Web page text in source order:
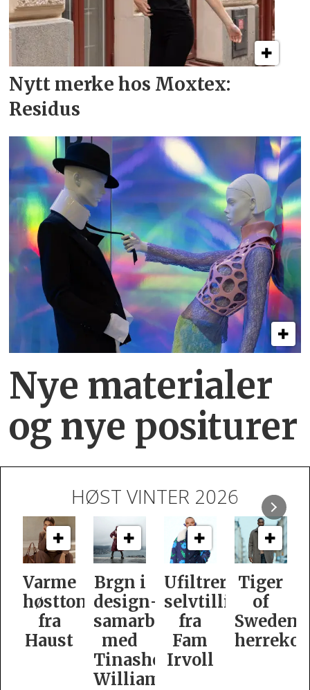
Nytt merke hos Moxtex:
Residus
Nye materialer
og nye positurer
HØST VINTER 2026
Brgn i
design­
samarbeid
med
Williamson
Ufiltrert
selvtillit
fra
Fam
Irvoll
Tiger
of
Swedens
herrekolleksjon
Slik
er
dame­